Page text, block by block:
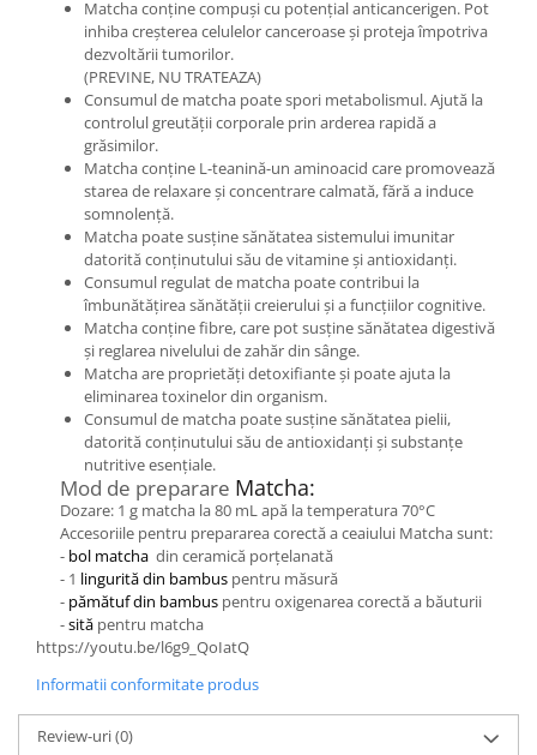
Matcha conține compuși cu potențial anticancerigen. Pot
inhiba creșterea celulelor canceroase și proteja împotriva
dezvoltării tumorilor.
(PREVINE, NU TRATEAZA)
Consumul de matcha poate spori metabolismul. Ajută la
controlul greutății corporale prin arderea rapidă a
grăsimilor.
Matcha conține L-teanină-un aminoacid care promovează
starea de relaxare și concentrare calmată, fără a induce
somnolență.
Matcha poate susține sănătatea sistemului imunitar
datorită conținutului său de vitamine și antioxidanți.
Consumul regulat de matcha poate contribui la
îmbunătățirea sănătății creierului și a funcțiilor cognitive.
Matcha conține fibre, care pot susține sănătatea digestivă
și reglarea nivelului de zahăr din sânge.
Matcha are proprietăți detoxifiante și poate ajuta la
eliminarea toxinelor din organism.
Consumul de matcha poate susține sănătatea pielii,
datorită conținutului său de antioxidanți și substanțe
nutritive esențiale.
Mod de preparare Matcha:
Dozare: 1 g matcha la 80 mL apă la temperatura 70°C
Accesoriile pentru prepararea corectă a ceaiului Matcha sunt:
- bol matcha din ceramică porţelanată
- 1 lingurită din bambus pentru măsură
- pămătuf din bambus pentru oxigenarea corectă a băuturii
-sită pentru matcha
https://youtu.be/l6g9_QoIatQ
Informatii conformitate produs
Review-uri(0)